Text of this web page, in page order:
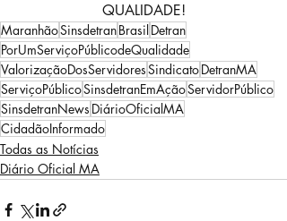
QUALIDADE!
MaranhãoSinsdetranBrasil Detran
PorUmServiçoPúblicodeQualidade
ValorizaçãoDosServidoresSindicatoDetranMA
ServiçoPúblicoSinsdetranEmAçãoServidorPúblico
SinsdetranNews DiárioOficialMA
CidadãoInformado
Todas as Notícias
Diário Oficial MA